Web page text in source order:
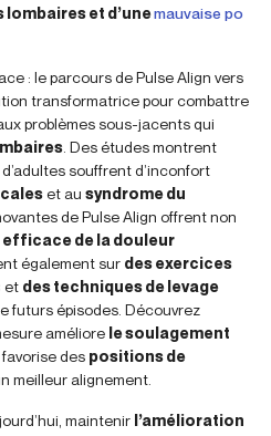
et d’unemauvaise po
: le parcours de Pulse Align vers
transformatrice pour combattre
problèmes sous-jacents qui
. Des études montrent
souffrent d’inconfort
et au syndrome du
de Pulse Align offrent non
de la douleur
également sur des exercices
et des techniques de levage
futurs épisodes. Découvrez
améliore le soulagement
des positions de
meilleur alignement.
maintenir l’amélioration